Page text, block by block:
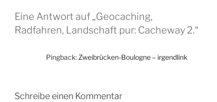
Eine Antwort auf „Geocaching,
Radfahren, Landschaft pur: Cacheway 2.“
Pingback: Zweibrücken-Boulogne – irgendlink
Schreibe einen Kommentar